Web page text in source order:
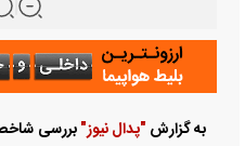
به گزارش"پدال نیوز"بررسی